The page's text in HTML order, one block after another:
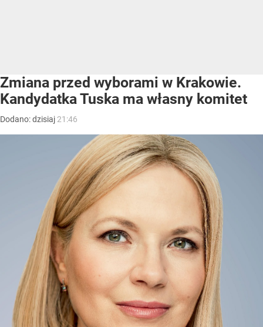
Zmiana przed wyborami w Krakowie.
Kandydatka Tuska ma własny komitet
Dodano:dzisiaj 21:46